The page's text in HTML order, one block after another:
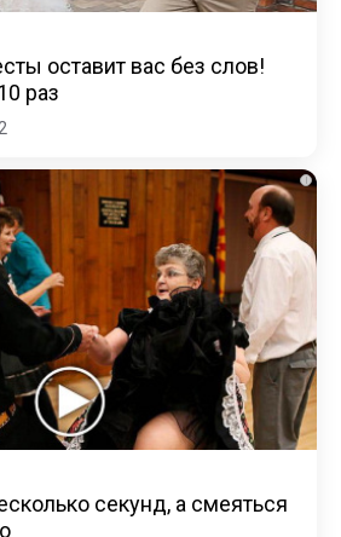
оставит вас без слов!
раз
i
секунд, а смеяться